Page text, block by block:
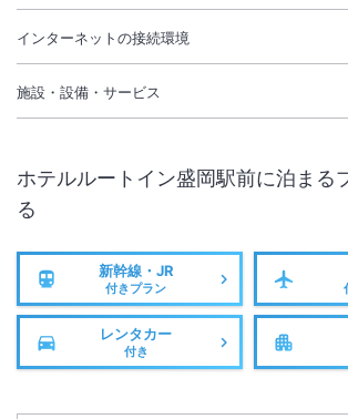
インターネットの接続環境
施設・設備・サービス
ホテルルートイン盛岡駅前に泊まる
る
新幹線・JR
付きプラン
レンタカー
付き